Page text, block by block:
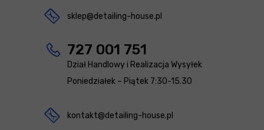
sklep@detailing-house.pl
727 001 751
Dział Handlowy i Realizacja Wysyłek
Poniedziałek – Piątek 7:30-15.30
kontakt@detailing-house.pl